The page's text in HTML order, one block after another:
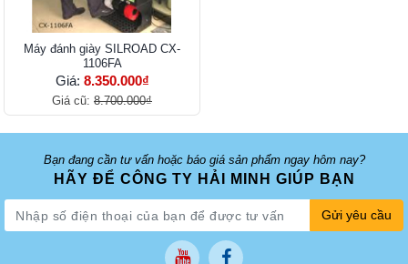
Máy đánh giày SILROAD CX-
1106FA
Giá: 8.350.000₫
Giá cũ: 8.700.000₫
Bạn đang cần tư vấn hoặc báo giá sản phẩm ngay hôm nay?
HÃY ĐỂ CÔNG TY HẢI MINH GIÚP BẠN
Gửi yêu cầu